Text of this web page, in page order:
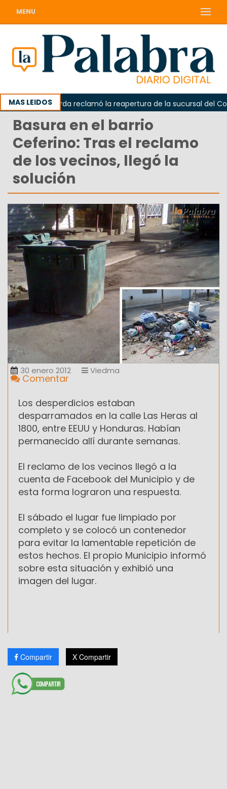
MENU
MAS LEIDOSOdarda reclamó la reapertura de la sucursal del
Basura en el barrio
Ceferino: Tras el reclamo
de los vecinos, llegó la
solución
30 enero 2012 Viedma
Comentar
Los desperdicios estaban
desparramados en la calle Las Heras al
1800, entre EEUU y Honduras. Habían
permanecido allí durante semanas.
El reclamo de los vecinos llegó a la
cuenta de Facebook del Municipio y de
esta forma lograron una respuesta.
El sábado el lugar fue limpiado por
completo y se colocó un contenedor
para evitar la lamentable repetición de
estos hechos. El propio Municipio informó
sobre esta situación y exhibió una
imagen del lugar.
Compartir X Compartir